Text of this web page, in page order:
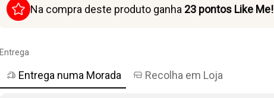
Na compra deste produto ganha 23 pontos Like Me!
Entrega
Entrega numa Morada Recolha em Loja